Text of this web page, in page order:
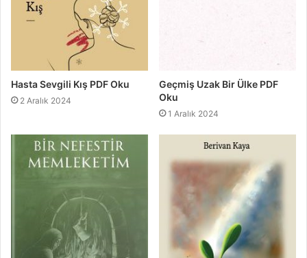
Hasta Sevgili Kış PDF Oku
2 Aralık 2024
Geçmiş Uzak Bir Ülke PDF
Oku
1 Aralık 2024